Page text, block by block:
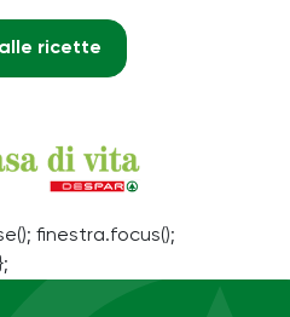
ricette
finestra.focus();